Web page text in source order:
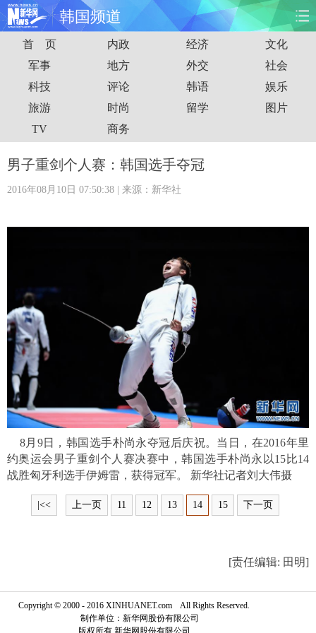
韩国频道
首页 时政 国际 财经
娱乐 体育 人事 教育
时尚 思客
港澳 台湾 华人
科技 能源
信息化
金融 军事
富媒体 摄影
新华电视中文 新华电视英文
首 页 内政 经济
文化
军事
地方 外交
社会
科技
评论 韩语
娱乐
旅游
时尚 留学
图片
TV
商务
男子重剑个人赛：韩国选手夺冠
2016年08月10日 07:50:38 | 来源：新华社
8月9日，韩国选手朴尚永夺冠后庆祝。当日，在2016年里
约奥运会男子重剑个人赛决赛中，韩国选手朴尚永以15比14
战胜匈牙利选手伊姆雷，获得冠军。 新华社记者刘大伟摄
|<< 上一页 11 12 13 14 15 下一页
[责任编辑: 田明]
Copyright © 2000 - 2016 XINHUANET.com All Rights Reserved.
制作单位：新华网股份有限公司